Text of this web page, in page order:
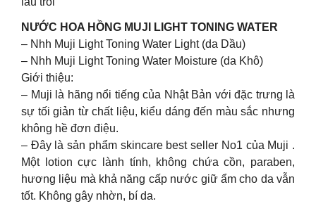
NƯỚC HOA HỒNG MUJI LIGHT TONING WATER
– Nhh Muji Light Toning Water Light (da Dầu)
– Nhh Muji Light Toning Water Moisture (da Khô)
Giới thiệu:
– Muji là hãng nổi tiếng của Nhật Bản với đặc trưng là
sự tối giản từ chất liệu, kiểu dáng đến màu sắc nhưng
không hề đơn điệu.
– Đây là sản phẩm skincare best seller No1 của Muji .
Một lotion cực lành tính, không chứa cồn, paraben,
hương liệu mà khả năng cấp nước giữ ẩm cho da vẫn
tốt. Không gây nhờn, bí da.